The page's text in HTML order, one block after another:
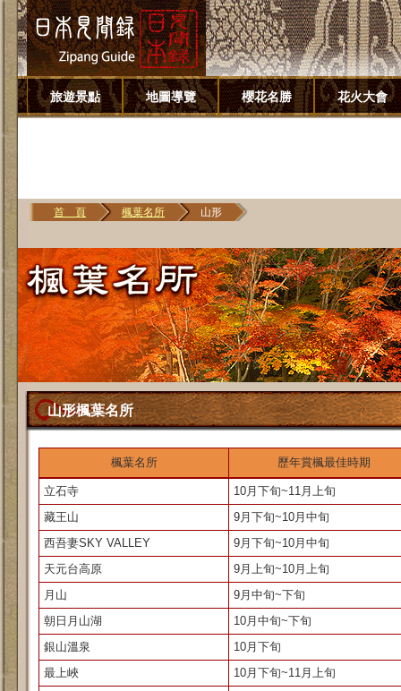
旅遊景點 地圖導覽 櫻花名勝 花火大會
首 頁 楓葉名所 山形
山形楓葉名所
楓葉名所 歷年賞楓最佳時期
立石寺
10月下旬~11月上旬
藏王山
9月下旬~10月中旬
西吾妻SKY VALLEY
9月下旬~10月中旬
天元台高原
9月上旬~10月上旬
月山
9月中旬~下旬
朝日月山湖
10月中旬~下旬
銀山溫泉
10月下旬
最上峽
10月下旬~11月上旬